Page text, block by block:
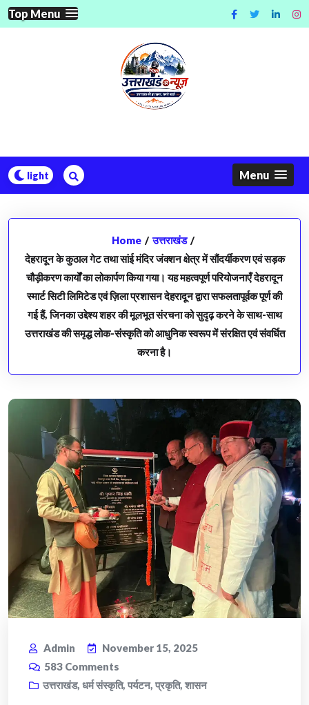
Skip
to
Top Menu
Menu
Home / उत्तराखंड /
देहरादून के कुठाल गेट तथा सांई मंदिर जंक्शन क्षेत्र में सौंदर्यीकरण एवं सड़क
चौड़ीकरण कार्यों का लोकार्पण किया गया। यह महत्वपूर्ण परियोजनाएँ देहरादून
स्मार्ट सिटी लिमिटेड एवं ज़िला प्रशासन देहरादून द्वारा सफलतापूर्वक पूर्ण की
गई हैं, जिनका उद्देश्य शहर की मूलभूत संरचना को सुदृढ़ करने के साथ-साथ
उत्तराखंड की समृद्ध लोक-संस्कृति को आधुनिक स्वरूप में संरक्षित एवं संवर्धित
करना है।
Admin
November 15, 2025
583 Comments
उत्तराखंड, धर्म संस्कृति, पर्यटन, प्रकृति, शासन